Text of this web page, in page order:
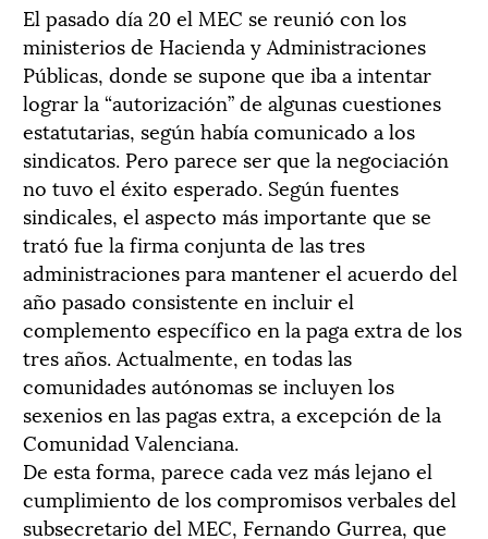
El pasado día 20 el MEC se reunió con los
ministerios de Hacienda y Administraciones
Públicas, donde se supone que iba a intentar
lograr la “autorización” de algunas cuestiones
estatutarias, según había comunicado a los
sindicatos. Pero parece ser que la negociación
no tuvo el éxito esperado. Según fuentes
sindicales, el aspecto más importante que se
trató fue la firma conjunta de las tres
administraciones para mantener el acuerdo del
año pasado consistente en incluir el
complemento específico en la paga extra de los
tres años. Actualmente, en todas las
comunidades autónomas se incluyen los
sexenios en las pagas extra, a excepción de la
Comunidad Valenciana.
De esta forma, parece cada vez más lejano el
cumplimiento de los compromisos verbales del
subsecretario del MEC, Fernando Gurrea, que